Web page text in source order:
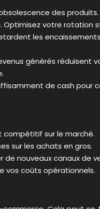
des
Optimisez votre rotation
les
générés réduisent
de cash pour
compétitif sur le marché.
sur les achats en gros.
de nouveaux canaux de
vos coûts opérationnels.